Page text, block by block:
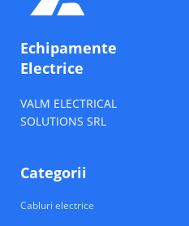
Echipamente
Electrice
VALM ELECTRICAL
SOLUTIONS SRL
Categorii
Cabluri electrice